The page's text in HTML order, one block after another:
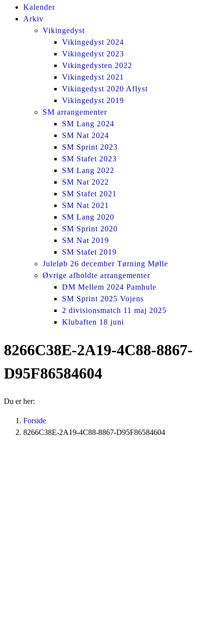
Kalender
Arkiv
Vikingedyst
Vikingedyst 2024
Vikingedyst 2023
Vikingedysten 2022
Vikingedyst 2021
Vikingedyst 2020 Aflyst
Vikingedyst 2019
SM arrangementer
SM Lang 2024
SM Nat 2024
SM Sprint 2023
SM Stafet 2023
SM Lang 2022
SM Nat 2022
SM Stafet 2021
SM Nat 2021
SM Lang 2020
SM Sprint 2020
SM Nat 2019
SM Stafet 2019
Juleløb 26 december Tørning Mølle
Øvrige afholdte arrangementer
DM Mellem 2024 Pamhule
SM Sprint 2025 Vojens
2 divisionsmatch 11 maj 2025
Klubaften 18 juni
8266C38E-2A19-4C88-8867-
D95F86584604
Du er her:
Forside
8266C38E-2A19-4C88-8867-D95F86584604